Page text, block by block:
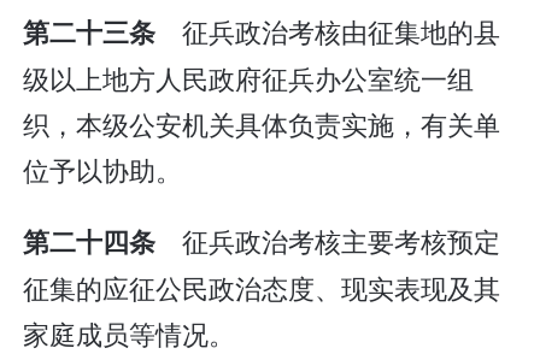
第二十三条 征兵政治考核由征集地的县
级以上地方人民政府征兵办公室统一组
织，本级公安机关具体负责实施，有关单
位予以协助。
第二十四条 征兵政治考核主要考核预定
征集的应征公民政治态度、现实表现及其
家庭成员等情况。